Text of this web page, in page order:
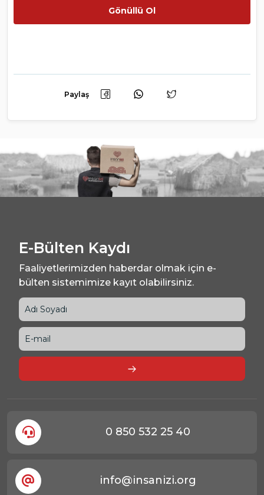
Gönüllü Ol
Paylaş
E-Bülten Kaydı
Faaliyetlerimizden haberdar olmak için e-
bülten sistemimize kayıt olabilirsiniz.
0 850 532 25 40
info@insanizi.org